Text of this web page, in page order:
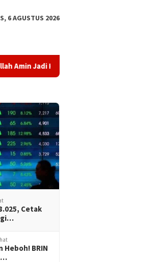
6 AGUSTUS 2026
Jadi Komisaris Baru
Cetak
Heboh! BRIN